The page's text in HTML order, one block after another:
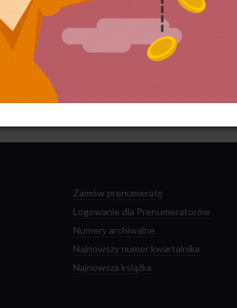
są dane Twoich komentarzy.
Zamów prenumeratę
Logowanie dla Prenumeratorów
Numery archiwalne
Najnowszy numer kwartalnika
Najnowsza książka